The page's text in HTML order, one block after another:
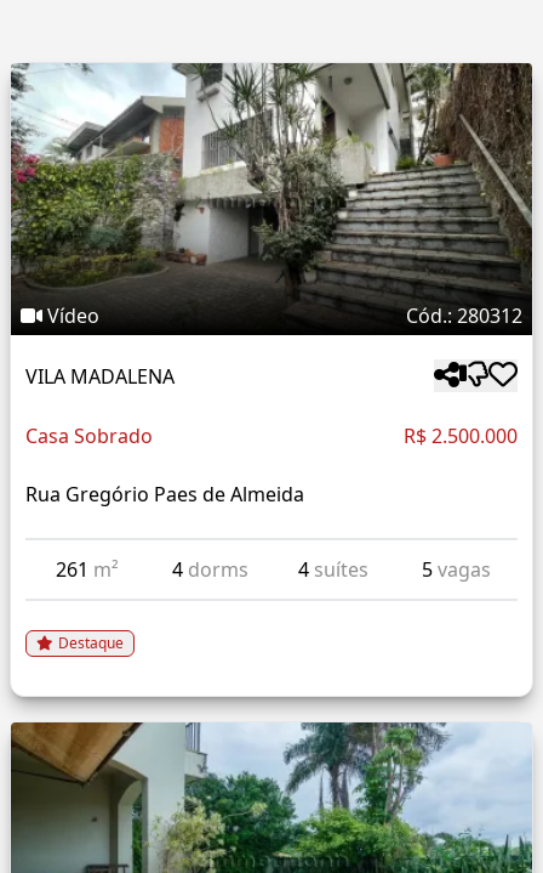
Vídeo Cód.: 280312
VILA MADALENA
Casa Sobrado R$ 2.500.000
Rua Gregório Paes de Almeida
261 m² 4 dorms 4 suítes 5vagas
Destaque